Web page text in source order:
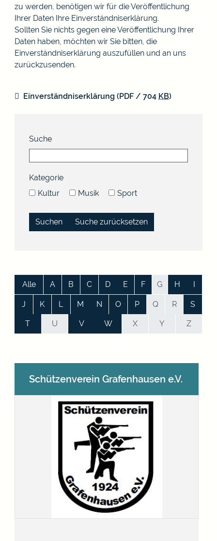
zu werden, benötigen wir für die Veröffentlichung
Ihrer Daten Ihre Einverständniserklärung.
Sollten Sie nichts gegen eine Veröffentlichung Ihrer
Daten haben, möchten wir Sie bitten, die
Einverständniserklärung auszufüllen und an uns
zurückzusenden.
Einverständniserklärung (PDF / 704 KB)
Suche
Kategorie
Kultur
Musik Sport
Suche zurücksetzen
Alle A B C D E F G H I
J K L M N O P Q R S
T U V W X Y Z
Schützenverein Grafenhausen e.V.